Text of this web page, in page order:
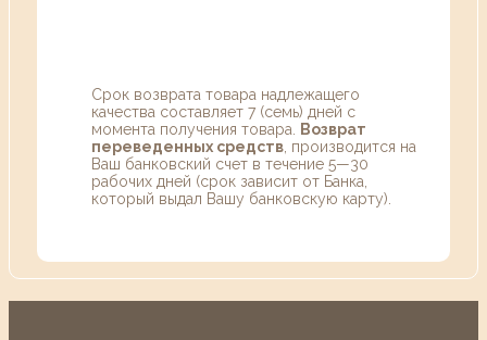
Срок возврата товара надлежащего
качества составляет 7 (семь) дней с
момента получения товара. Возврат
переведенных средств, производится на
Ваш банковский счет в течение 5—30
рабочих дней (срок зависит от Банка,
который выдал Вашу банковскую карту).